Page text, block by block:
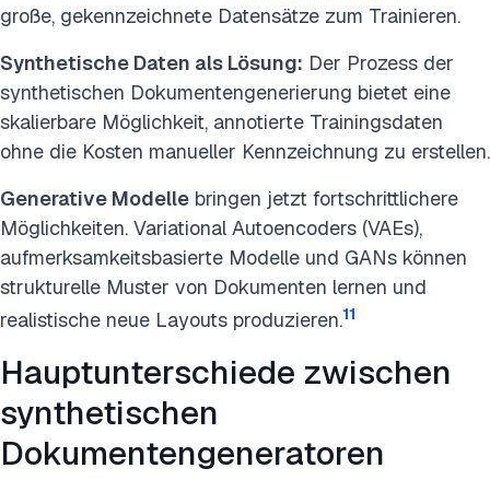
große, gekennzeichnete Datensätze zum Trainieren.
Synthetische Daten als Lösung: Der Prozess der
synthetischen Dokumentengenerierung bietet eine
skalierbare Möglichkeit, annotierte Trainingsdaten
ohne die Kosten manueller Kennzeichnung zu erstellen.
Generative Modelle bringen jetzt fortschrittlichere
Möglichkeiten. Variational Autoencoders (VAEs),
aufmerksamkeitsbasierte Modelle und GANs können
strukturelle Muster von Dokumenten lernen und
realistische neue Layouts produzieren.11
Hauptunterschiede zwischen
synthetischen
Dokumentengeneratoren